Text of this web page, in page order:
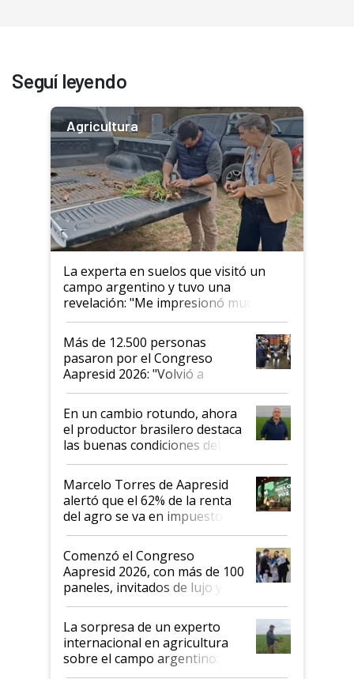
Seguí leyendo
Agricultura
La experta en suelos que visitó un
campo argentino y tuvo una
revelación: "Me impresionó mucho"
Más de 12.500 personas
pasaron por el Congreso
Aapresid 2026: "Volvió a
demostrar que hablar del
suelo es hablar de todo el
sistema productivo"
En un cambio rotundo, ahora
el productor brasilero destaca
las buenas condiciones del
agro argentino para invertir:
"Los veo más motivados"
Marcelo Torres de Aapresid
alertó que el 62% de la renta
del agro se va en impuestos:
"No es bueno que en
Argentina se sigan discutiendo
las mismas cosas de hace 50
años"
Comenzó el Congreso
Aapresid 2026, con más de 100
paneles, invitados de lujo y
todas las tendencias
La sorpresa de un experto
internacional en agricultura
sobre el campo argentino:
"Estoy muy impresionado"